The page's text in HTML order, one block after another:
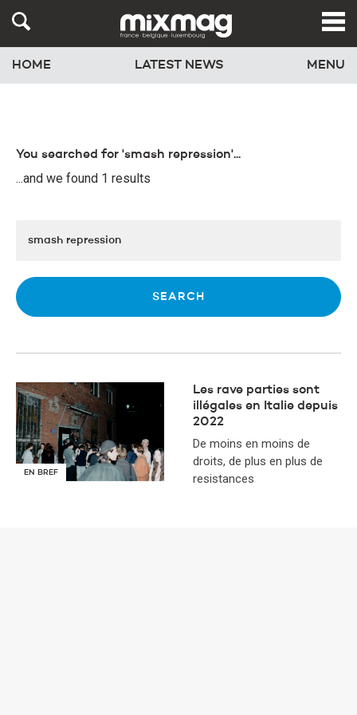
HOME LATEST NEWS MENU
You searched for 'smash repression'...
...and we found 1 results
EN BREF
Les rave parties sont
illégales en Italie depuis
2022
De moins en moins de
droits, de plus en plus de
resistances